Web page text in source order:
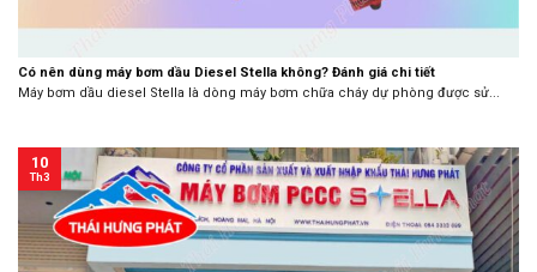
Có nên dùng máy bơm dầu Diesel Stella không? Đánh giá chi tiết
Máy bơm dầu diesel Stella là dòng máy bơm chữa cháy dự phòng được sử...
10
Th3